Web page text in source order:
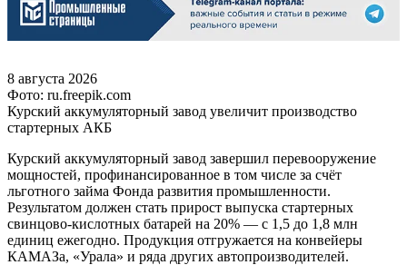
8 августа 2026
Фото: ru.freepik.com
Курский аккумуляторный завод увеличит производство
стартерных АКБ
Курский аккумуляторный завод завершил перевооружение
мощностей, профинансированное в том числе за счёт
льготного займа Фонда развития промышленности.
Результатом должен стать прирост выпуска стартерных
свинцово-кислотных батарей на 20% — с 1,5 до 1,8 млн
единиц ежегодно. Продукция отгружается на конвейеры
КАМАЗа, «Урала» и ряда других автопроизводителей.